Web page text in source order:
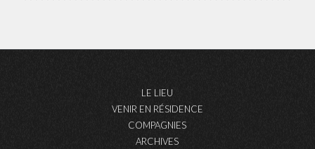
LE LIEU
VENIR EN RÉSIDENCE
COMPAGNIES
ARCHIVES